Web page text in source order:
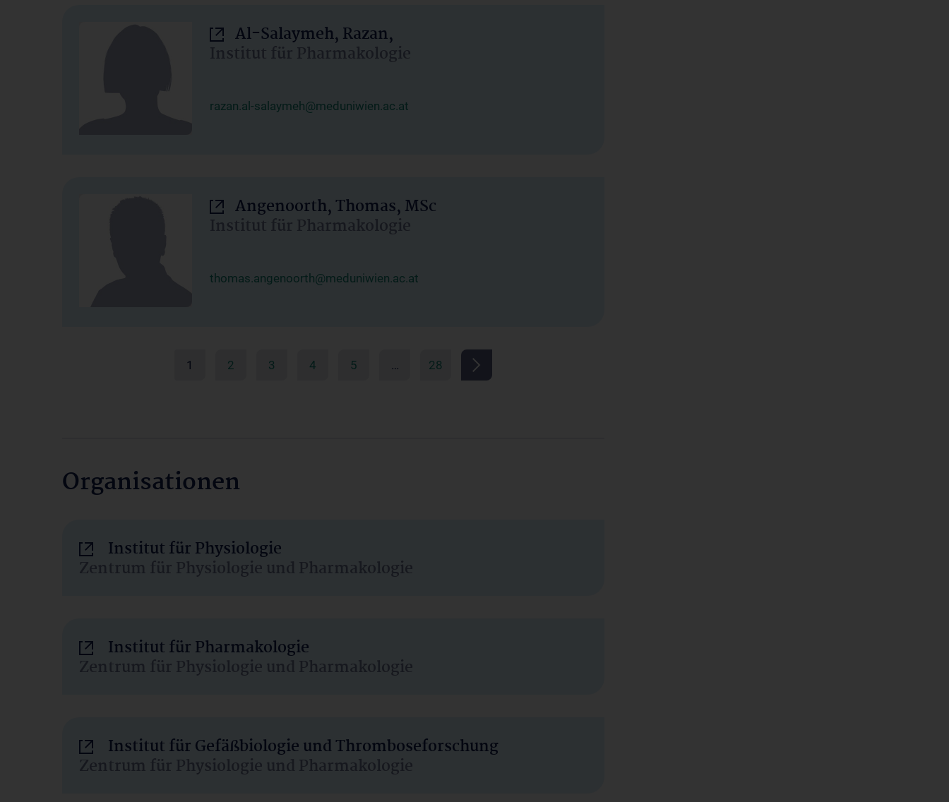
Al-Salaymeh, Razan,
Institut für Pharmakologie
razan.al-salaymeh@meduniwien.ac.at
Angenoorth, Thomas, MSc
Institut für Pharmakologie
thomas.angenoorth@meduniwien.ac.at
1 2 3 4 5 … 28
Organisationen
Institut für Physiologie
Zentrum für Physiologie und Pharmakologie
Institut für Pharmakologie
Zentrum für Physiologie und Pharmakologie
Institut für Gefäßbiologie und Thromboseforschung
Zentrum für Physiologie und Pharmakologie